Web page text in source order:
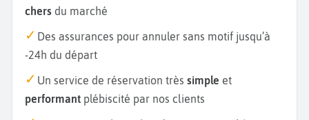
chers du marché
Des assurances pour annuler sans motif jusqu’à
-24h du départ
Un service de réservation très simple et
performant plébiscité par nos clients